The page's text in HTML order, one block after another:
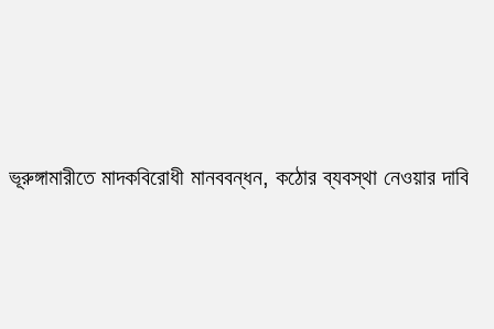
ভূরুঙ্গামারীতে মাদকবিরোধী মানববন্ধন, কঠোর ব্যবস্থা নেওয়ার দাবি